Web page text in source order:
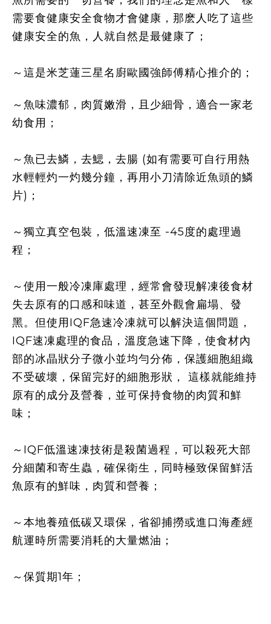
需要食健康安全食物才會健康，那麽人吃了這些
健康安全的魚，人就自然是最健康了；
～這是米芝蓮三星名廚歐國強師傅精心推介的；
～魚味濃郁，肉質嫩滑，且少細骨，適合一家老
幼食用；
～魚已去鱗，去鰓，去腸 (如有需要可自行用熱
水輕輕灼一灼幾分鐘，再用小刀清除近魚頭的鱗
片)；
～獨立真空包裝，低溫速凍至 -45度的處理過
程；
～使用一般冷凍庫處理，經常會發現解凍後食材
失去原有的口感和味道，甚至外觀會扁塌、發
黑。但使用 IQF急速冷凍就可以解決這個問題，
IQF速凍處理的食品，溫度急速下降，使食材內
部的冰晶狀分子微小並均勻分佈，保護細胞組織
不受破壞，保留完好的細胞形狀， 這樣就能維持
原有的成分及營養，並可保持食物的肉質和鮮
味 ；
～IQF低溫速凍技術是殺菌過程，可以殺死大部
分細菌和寄生蟲，確保衛生，同時極致保留鮮活
魚原有的鮮味，肉質和營養；
～ 本地養殖低碳又環保，省卻捕撈或進口海產經
航運時所需要消耗的大量燃油；
～保質期1年；